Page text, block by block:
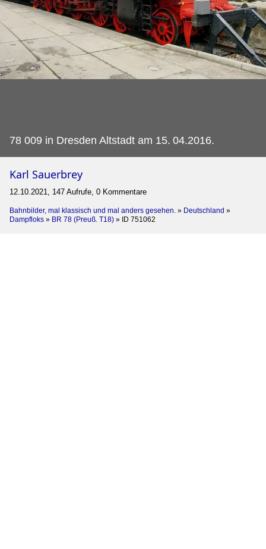
78 009 in Dresden Altstadt am 15. 04.2016.
Karl Sauerbrey
12.10.2021, 147 Aufrufe, 0 Kommentare
Bahnbilder, mal klassisch und mal anders gesehen. » Deutschland »
Dampfloks » BR 78 (Preuß. T18) » ID 751062